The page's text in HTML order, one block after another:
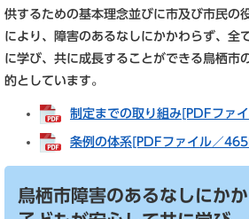
供するための基本理念並びに市及び市民の
により、障害のあるなしにかかわらず、全
に学び、共に成長することができる鳥栖市
的としています。
制定までの取り組み[PDFファ
条例の体系[PDFファイル／
鳥栖市障害のあるなしにか